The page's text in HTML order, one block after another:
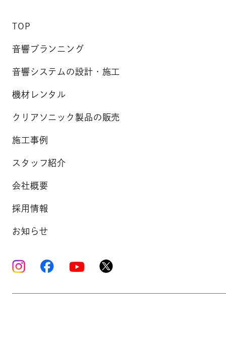
TOP
音響プランニング
音響システムの設計・施工
機材レンタル
クリアソニック製品の販売
施工事例
スタッフ紹介
会社概要
採用情報
お知らせ